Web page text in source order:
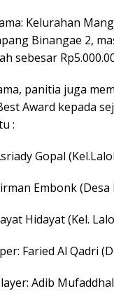
Kelurahan
Binangae 2,
sebesar
panitia juga
Award kepada
:
Gopal
Embonk (Desa
Hidayat (Kel.
Faried Al Qadri
Adib